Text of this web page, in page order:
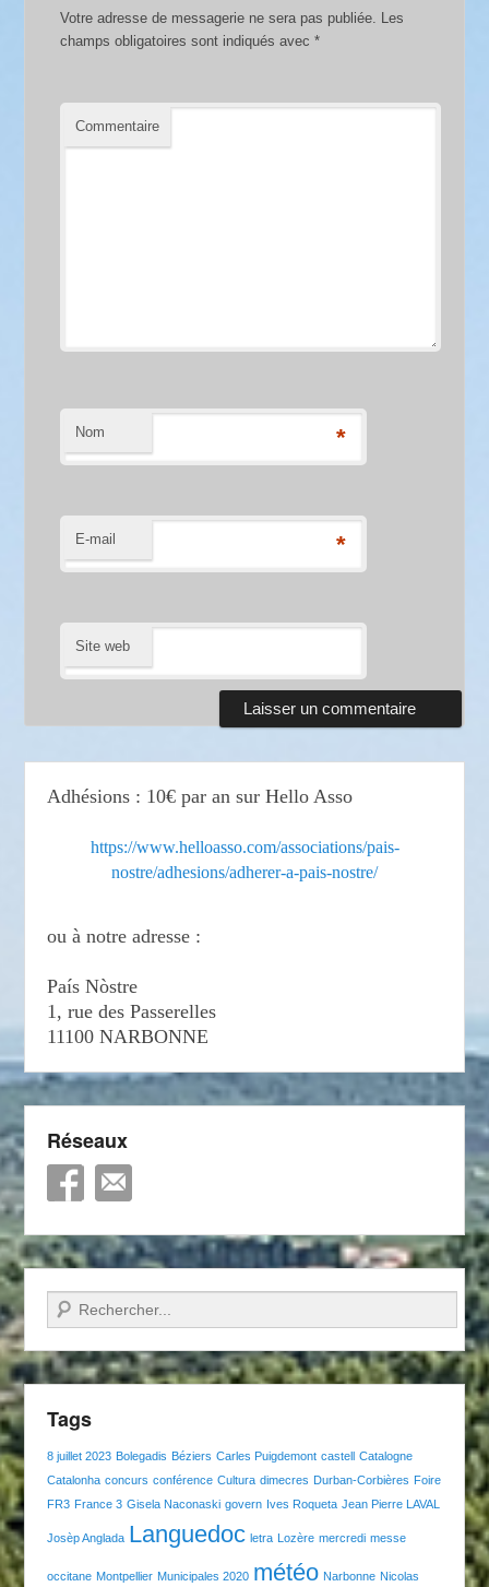
Votre adresse de messagerie ne sera pas publiée. Les
champs obligatoires sont indiqués avec*
Commentaire
Nom *
E-mail *
Site web
Adhésions : 10€ par an sur Hello Asso
https://www.helloasso.com/associations/pais-
nostre/adhesions/adherer-a-pais-nostre/
ou à notre adresse :
País Nòstre
1, rue des Passerelles
11100 NARBONNE
Réseaux
Recherche
Tags
8 juillet 2023 Bolegadis Béziers Carles Puigdemont castell Catalogne
Catalonha concurs conférence Cultura dimecres Durban-Corbières Foire
FR3 France 3 Gisela Naconaski govern Ives Roqueta Jean Pierre LAVAL
Josèp Anglada Languedoc letra Lozère mercredi messe
occitane Montpellier Municipales 2020 météo Narbonne Nicolas